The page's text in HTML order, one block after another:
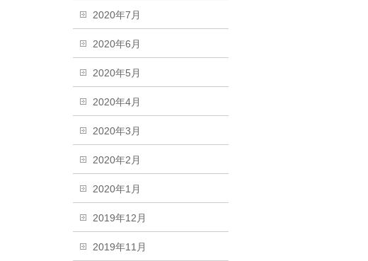
2020年7月
2020年6月
2020年5月
2020年4月
2020年3月
2020年2月
2020年1月
2019年12月
2019年11月